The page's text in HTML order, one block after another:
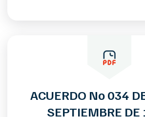
ACUERDO No 034
SEPTIEMBRE